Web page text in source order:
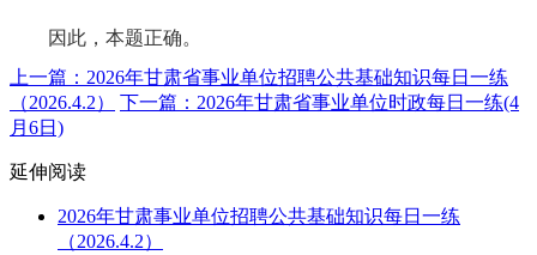
因此，本题正确。
上一篇：2026年甘肃省事业单位招聘公共基础知识每日一练
（2026.4.2）
下一篇：2026年甘肃省事业单位时政每日一练(4
月6日)
延伸阅读
2026年甘肃事业单位招聘公共基础知识每日一练
（2026.4.2）